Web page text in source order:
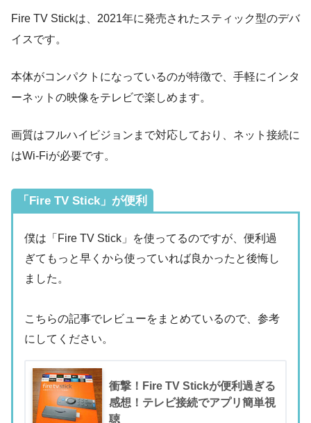
Fire TV Stickは、2021年に発売されたスティック型のデバ
イスです。
本体がコンパクトになっているのが特徴で、手軽にインタ
ーネットの映像をテレビで楽しめます。
画質はフルハイビジョンまで対応しており、ネット接続に
はWi-Fiが必要です。
「Fire TV Stick」が便利
僕は「Fire TV Stick」を使ってるのですが、便利過
ぎてもっと早くから使っていれば良かったと後悔し
ました。
こちらの記事でレビューをまとめているので、参考
にしてください。
衝撃！Fire TV Stickが便利過ぎる
感想！テレビ接続でアプリ簡単視
聴